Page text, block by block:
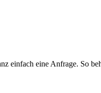
einfach eine Anfrage. So